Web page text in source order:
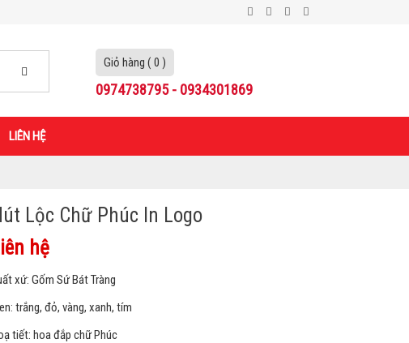
Giỏ hàng ( 0 )
0974738795 - 0934301869
LIÊN HỆ
Lộc Chữ Phúc In Logo
hệ
xứ: Gốm Sứ Bát Tràng
trắng, đỏ, vàng, xanh, tím
tiết: hoa đắp chữ Phúc